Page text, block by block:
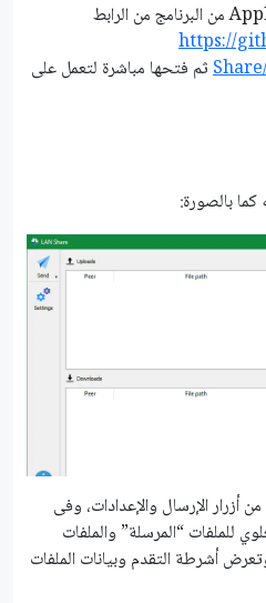
https://
ثم فتحها مباشرة لتعمل على
بالصورة:
أزرار الإرسال والإعدادات، وفى
للملفات “المرسلة” والملفات
أشرطة التقدم وبيانات الملفات